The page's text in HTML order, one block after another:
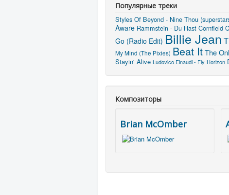
Популярные треки
Styles Of Beyond - Nine Thou
Aware Rammstein - Du Hast Cornfield
Go (Radio Edit) Billie Jean
My Mind (The Pixies) Beat ItThe
Stayin' Alive Ludovico Einaudi - Fly Horizon
Композиторы
Brian McOmber